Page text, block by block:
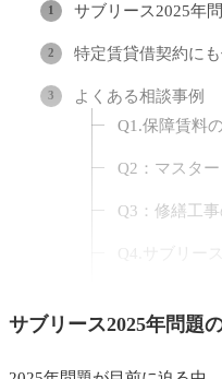
サブリース2025年
特定賃貸借契約に
よくある相談事例
Q1.保障賃料
Q2：マスタ
Q3：修繕工
Q4.サブリー
2025年問題を見据
1. 投資家への
サブリース2025年問題